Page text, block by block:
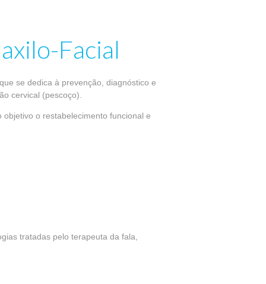
Facial
se dedica à prevenção, diagnóstico e
cervical (pescoço).
o restabelecimento funcional e
tratadas pelo terapeuta da fala,